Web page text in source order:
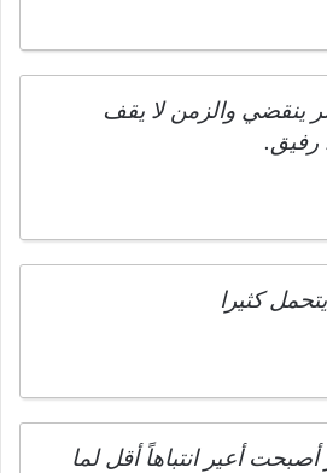
ينقضي والزمن لا يقف
رفيق.
كثيرا
أعير انتباهاً أقل لما